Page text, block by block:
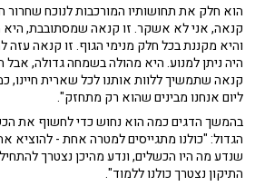
הוא חלק את תחושותיו המורכבות לנוכח שחרור
קנאה, אני לא אשקר. זו קנאה שמסתובבת,
והיא מקננת בכל חלק מנימי הגוף. זו קנאה עזה
היה ניתן למנוע. היא מהולה בשמחה גדולה, אבל
קנאה שתמשיך ללוות אותנו לכל שארית חיינו,
ליום אנחנו מבינים שהוא רק מתחזק".
בהמשך הדגים כמה הוא נחוש כדי לחשוף את
הגדול: "כולנו מתגייסים למטרה אחת -
שנדע מה היו הכשלים, ונדע מהיכן נצטרך
התיקון נצטרך כולנו ללמוד".